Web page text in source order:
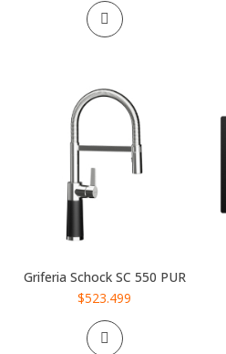
Griferia Schock SC 550 PUR
$523.499